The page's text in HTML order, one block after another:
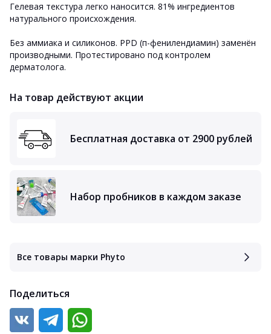
Гелевая текстура легко наносится. 81% ингредиентов
натурального происхождения.
Без аммиака и силиконов. PPD (п-фенилендиамин) заменён
производными. Протестировано под контролем
дерматолога.
На товар действуют акции
Бесплатная доставка от 2900 рублей
Набор пробников в каждом заказе
Все товары марки Phyto
Поделиться